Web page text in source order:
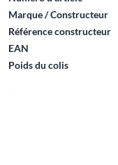
Marque / Constructeur
Référence constructeur
EAN
Poids du colis